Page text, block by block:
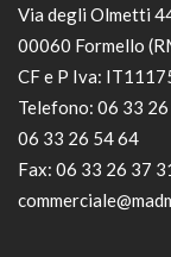
Via degli Olmetti
00060 Formello
CF e P Iva:
Telefono: 06 33 26
06 33 26 54 64
Fax: 06 33 26 37